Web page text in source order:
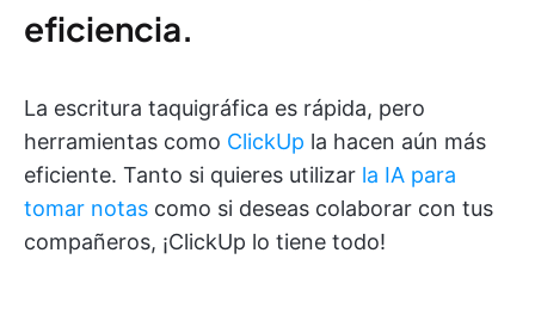
eficiencia.
La escritura taquigráfica es rápida, pero
herramientas como ClickUp la hacen aún más
eficiente. Tanto si quieres utilizar la IA para
tomar notas como si deseas colaborar con tus
compañeros, ¡ClickUp lo tiene todo!